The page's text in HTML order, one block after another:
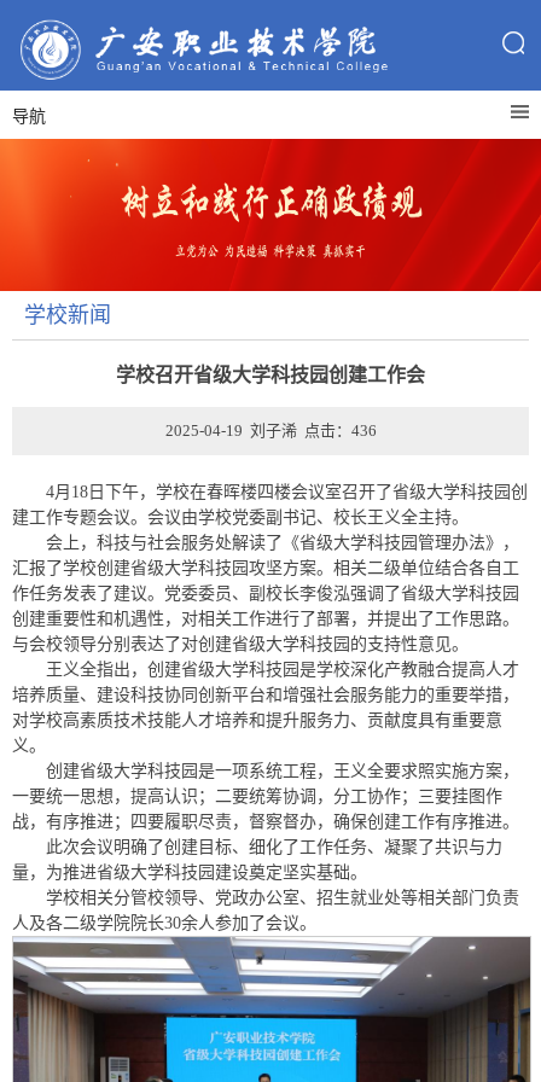
导航
学校新闻
学校召开省级大学科技园创建工作会
2025-04-19 刘子浠 点击： 436
4月18日下午，学校在春晖楼四楼会议室召开了省级大学科技园创
建工作专题会议。会议由学校党委副书记、校长王义全主持。
会上，科技与社会服务处解读了《省级大学科技园管理办法》，
汇报了学校创建省级大学科技园攻坚方案。相关二级单位结合各自工
作任务发表了建议。党委委员、副校长李俊泓强调了省级大学科技园
创建重要性和机遇性，对相关工作进行了部署，并提出了工作思路。
与会校领导分别表达了对创建省级大学科技园的支持性意见。
王义全指出，创建省级大学科技园是学校深化产教融合提高人才
培养质量、建设科技协同创新平台和增强社会服务能力的重要举措，
对学校高素质技术技能人才培养和提升服务力、贡献度具有重要意
义。
创建省级大学科技园是一项系统工程，王义全要求照实施方案，
一要统一思想，提高认识；二要统筹协调，分工协作；三要挂图作
战，有序推进；四要履职尽责，督察督办，确保创建工作有序推进。
此次会议明确了创建目标、细化了工作任务、凝聚了共识与力
量，为推进省级大学科技园建设奠定坚实基础。
学校相关分管校领导、党政办公室、招生就业处等相关部门负责
人及各二级学院院长30余人参加了会议。